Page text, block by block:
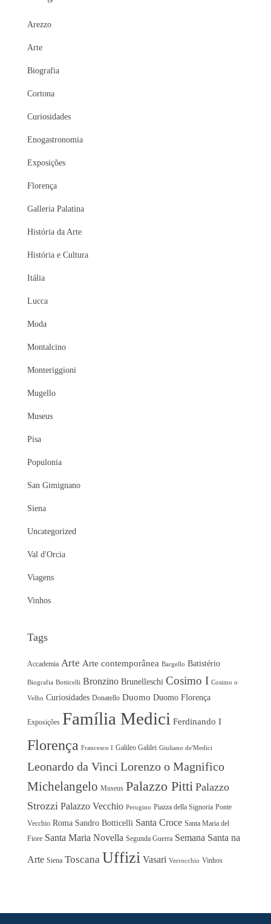
Arezzo
Arte
Biografia
Cortona
Curiosidades
Enogastronomia
Exposições
Florença
Galleria Palatina
História da Arte
História e Cultura
Itália
Lucca
Moda
Montalcino
Monteriggioni
Mugello
Museus
Pisa
Populonia
San Gimignano
Siena
Uncategorized
Val d'Orcia
Viagens
Vinhos
Tags
Accademia Arte Arte contemporânea Bargello Batistério
Biografia Botticelli Bronzino Brunelleschi Cosimo I Cosimo o
Velho Curiosidades Donatello Duomo Duomo Florença
Exposições Família Medici Ferdinando I
Florença Francesco I Galileo Galilei Giuliano de'Medici
Leonardo da Vinci Lorenzo o Magnifico
Michelangelo Museus Palazzo Pitti Palazzo
Strozzi Palazzo Vecchio Perugino Piazza della Signoria Ponte
Vecchio Roma Sandro Botticelli Santa Croce Santa Maria del
Fiore Santa Maria Novella Segunda Guerra Semana Santa na
Arte Siena Toscana Uffizi Vasari Verrocchio Vinhos